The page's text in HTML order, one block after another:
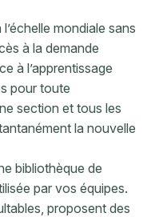
mondiale sans
à la demande
à l’apprentissage
pour toute
section et tous les
la nouvelle
bibliothèque de
par vos équipes.
proposent des